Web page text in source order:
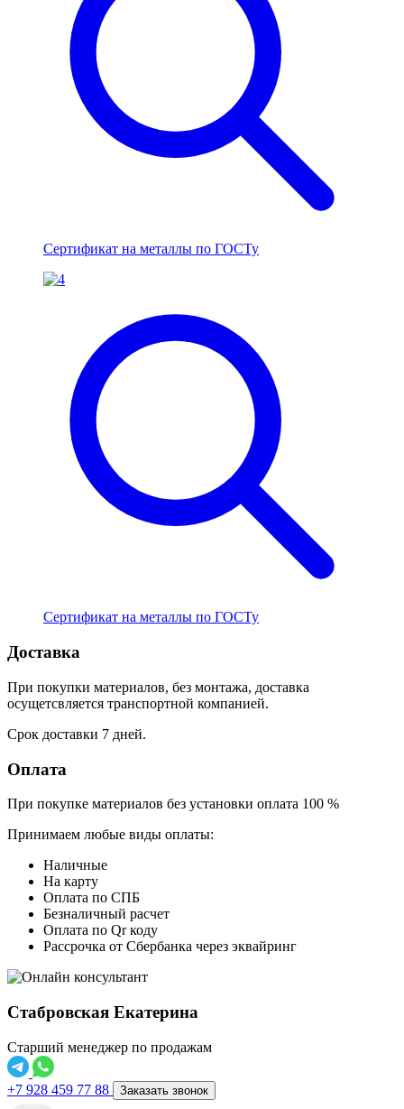
Сертификат на металлы по ГОСТу
Сертификат на металлы по ГОСТу
Доставка
При покупки материалов, без монтажа, доставка
осущетсвляется транспортной компанией.
Срок доставки 7 дней.
Оплата
При покупке материалов без установки оплата 100 %
Принимаем любые виды оплаты:
Наличные
На карту
Оплата по СПБ
Безналичный расчет
Оплата по Qr коду
Рассрочка от Сбербанка через эквайринг
Стабровская Екатерина
Старший менеджер по продажам
+7 928 459 77 88 Заказать звонок